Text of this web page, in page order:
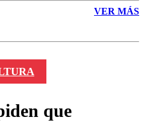
VER MÁS
que